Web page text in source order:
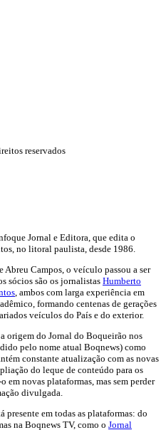
reservados
Jornal e Editora, que edita o
no litoral paulista, desde 1986.
Campos, o veículo passou a ser
sócios são os jornalistas Humberto
, ambos com larga experiência em
formando centenas de gerações
veículos do País e do exterior.
origem do Jornal do Boqueirão nos
pelo nome atual Boqnews) como
constante atualização com as novas
do leque de conteúdo para os
novas plataformas, mas sem perder
divulgada.
em todas as plataformas: do
na Boqnews TV, como o Jornal